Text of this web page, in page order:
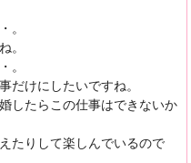
。
。
。
だけにしたいですね。
したらこの仕事はできないか
たりして楽しんでいるので